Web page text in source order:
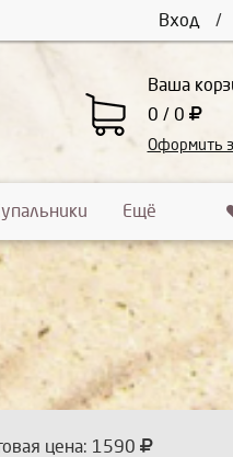
Вход /
Ваша
0 / 0
Оформить
Ещё
цена: 1590